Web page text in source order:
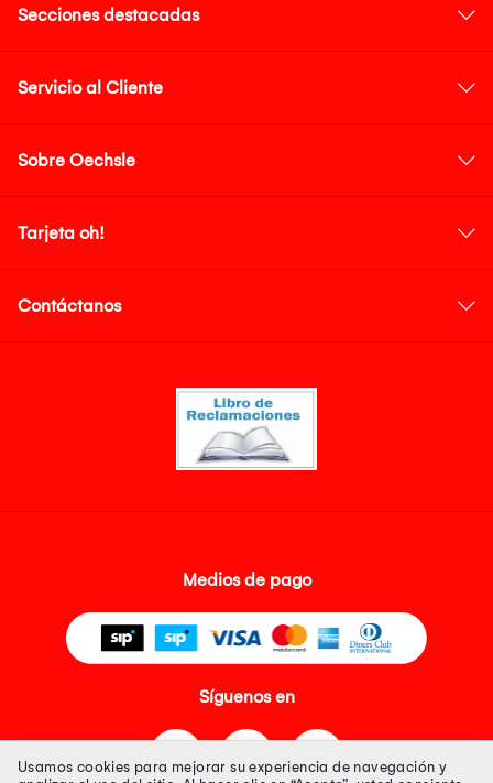
Secciones destacadas
Servicio al Cliente
Sobre Oechsle
Tarjeta oh!
Contáctanos
Medios de pago
Síguenos en
Usamos cookies para mejorar su experiencia de navegación y